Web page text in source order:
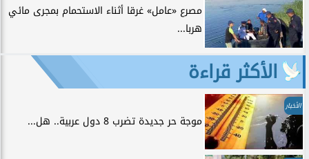
مصرع «عامل» غرقا أثناء الاستحمام بمجرى مائي
هربا...
الأكثر قراءة
الأخبار
موجة حر جديدة تضرب 8 دول عربية.. هل...